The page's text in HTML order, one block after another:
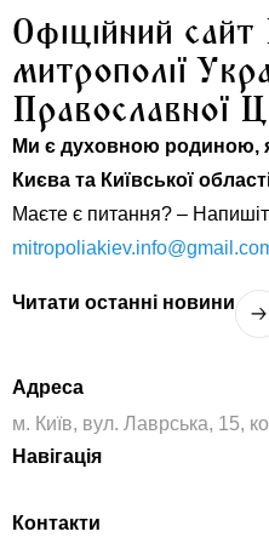
Офіційний сайт
митрополії
Православної
Ми є духовною родиною,
Києва та Київської
Читати останнi новини
Маєте є питання? –
Адреса
м. Київ, вул. Лаврська, 15,
Навігація
Контакти